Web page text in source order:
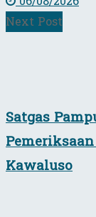
Next Post
Satgas
Kawaluso